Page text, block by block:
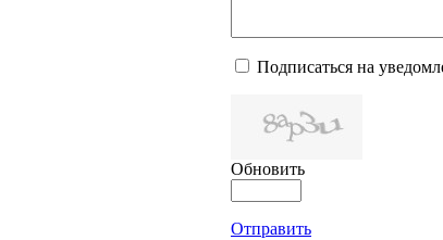
Подписаться на
Обновить
Отправить